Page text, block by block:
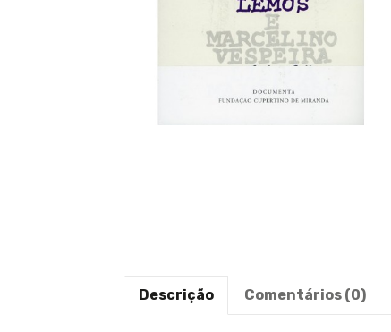
Descrição Comentários (0)